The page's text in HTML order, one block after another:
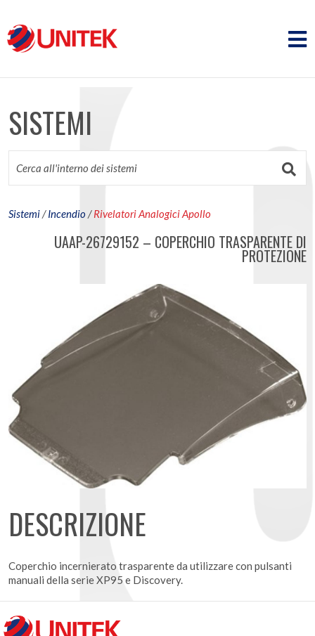
SISTEMI
Sistemi/Incendio /Rivelatori Analogici Apollo
UAAP-26729152 – COPERCHIO TRASPARENTE DI
PROTEZIONE
DESCRIZIONE
Coperchio incernierato trasparente da utilizzare con pulsanti
manuali della serie XP95 e Discovery.